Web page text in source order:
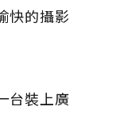
快的攝影
台裝上廣